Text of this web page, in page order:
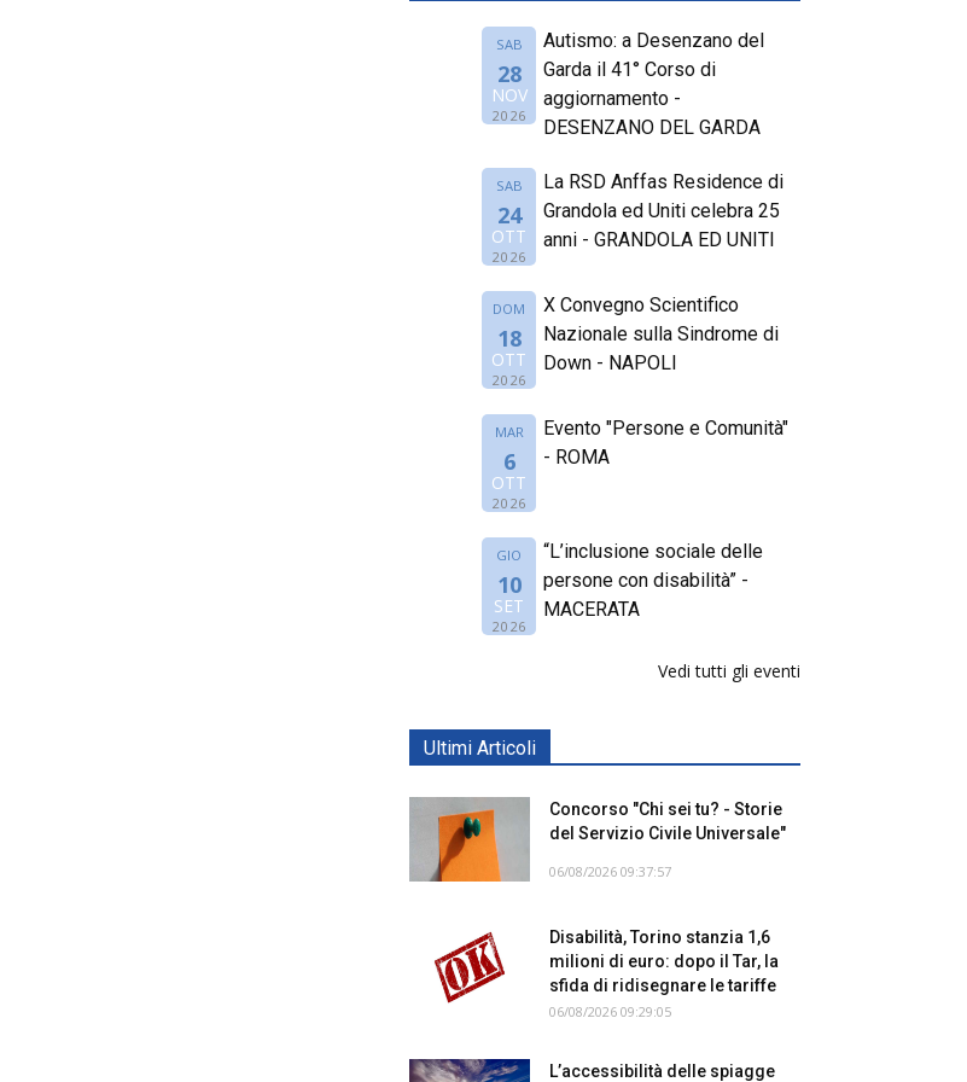
SAB
28
NOV
2026
Autismo: a Desenzano del
Garda il 41° Corso di
aggiornamento -
DESENZANO DEL GARDA
SAB
24
OTT
2026
La RSD Anffas Residence di
Grandola ed Uniti celebra 25
anni - GRANDOLA ED UNITI
DOM
18
OTT
2026
X Convegno Scientifico
Nazionale sulla Sindrome di
Down - NAPOLI
MAR
6
OTT
2026
Evento "Persone e Comunità"
- ROMA
GIO
10
SET
2026
“L’inclusione sociale delle
persone con disabilità” -
MACERATA
Vedi tutti gli eventi
Ultimi Articoli
Concorso "Chi sei tu? - Storie
del Servizio Civile Universale"
06/08/2026 09:37:57
Disabilità, Torino stanzia 1,6
milioni di euro: dopo il Tar, la
sfida di ridisegnare le tariffe
06/08/2026 09:29:05
L’accessibilità delle spiagge